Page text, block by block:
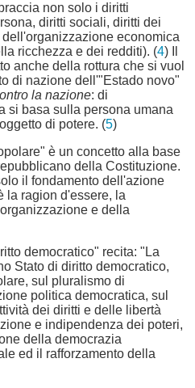
non solo i diritti
diritti sociali, diritti dei
economica
ricchezza e dei redditi). (4) Il
anche della rottura che si vuol
di nazione dell'"Estado novo"
la nazione: di
si basa sulla persona umana
di potere. (5)
è un concetto alla base
della Costituzione.
il fondamento dell'azione
la ragion d'essere, la
e della
democratico" recita: "La
Stato di diritto democratico,
sul pluralismo di
politica democratica, sul
dei diritti e delle libertà
e indipendenza dei poteri,
della democrazia
ed il rafforzamento della